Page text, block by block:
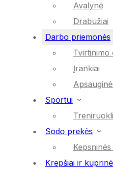
Avalynė
Drabužiai
Darbo priemonės
Tvirtinimo
Įrankiai
Sportui
Sodo prekės
Krepšiai ir